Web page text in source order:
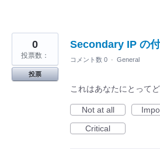
Secondary IP の
0
投票数：
投票
コメント数 0 · General
これはあなたにとって
Not at all
Critical